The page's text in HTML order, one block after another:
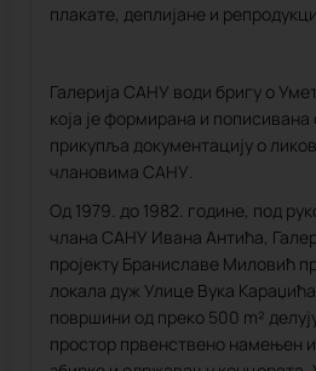
плакате, деплијане и
Галерија САНУ води бригу о
која је формирана и
прикупља документацију о
члановима САНУ.
Од 1979. до 1982. године, под
члана САНУ Ивана Антића,
пројекту Браниславе Миловић
локала дуж Улице Вука
површини од преко 500 m²
простор првенствено намењен